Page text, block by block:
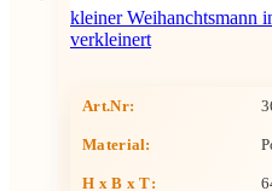
kleiner Weihanchtsmann
verkleinert
Art.Nr:
Material:
H x B x T: